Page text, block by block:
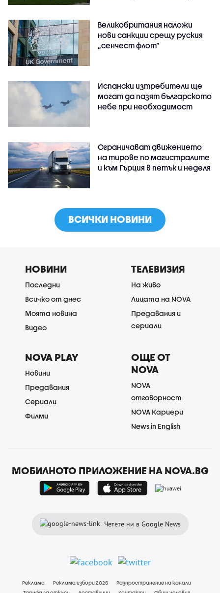
Великобритания наложи
нови санкции срещу руския
„сенчест флот“
Испански изтребители ще
могат да пазят българското
небе при необходимост
Ограничават движението
на тирове по магистралите
и към Гърция в петък и неделя
ВСИЧКИ НОВИНИ
НОВИНИ
Последни
Всичко от днес
Моята новина
Видео
ТЕЛЕВИЗИЯ
На живо
Лицата на NOVA
Предавания и
сериали
NOVA PLAY
Новини
Предавания
Сериали
Филми
ОЩЕ ОТ
NOVA
NOVA
отговорност
NOVA Кариери
News in English
МОБИЛНОТО ПРИЛОЖЕНИЕ НА NOVA.BG
Четете ни в Google News
Реклама Реклама избори 2026
Разпространение на канали